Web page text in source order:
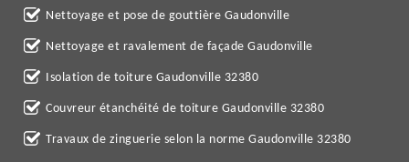
Nettoyage et pose de gouttière Gaudonville
Nettoyage et ravalement de façade Gaudonville
Isolation de toiture Gaudonville 32380
Couvreur étanchéité de toiture Gaudonville 32380
Travaux de zinguerie selon la norme Gaudonville 32380